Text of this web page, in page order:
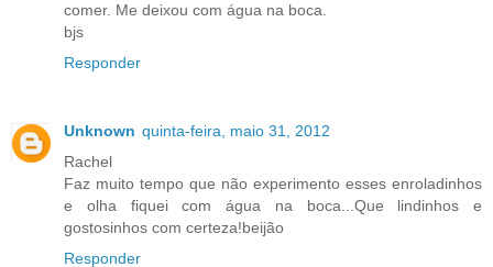
comer. Me deixou com água na boca.
bjs
Responder
Unknown quinta-feira, maio 31, 2012
Rachel
Faz muito tempo que não experimento esses enroladinhos
e olha fiquei com água na boca...Que lindinhos e
gostosinhos com certeza!beijão
Responder